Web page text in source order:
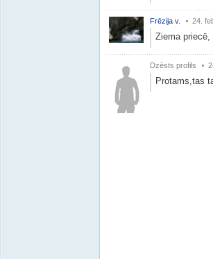
Frēzija v. 24.
Ziema
Dzēsts profils
Protams,tas